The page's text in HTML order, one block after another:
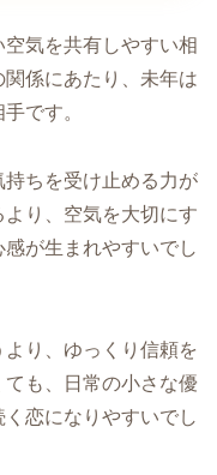
気を共有しやすい相
係にあたり、未年は
です。
ちを受け止める力が
り、空気を大切にす
が生まれやすいでし
り、ゆっくり信頼を
も、日常の小さな優
恋になりやすいでし